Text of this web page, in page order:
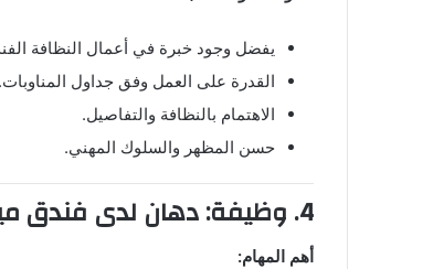
يفضل وجود خبرة في أعمال النظافة
القدرة على العمل وفق جداول المناوبات.
الاهتمام بالنظافة والتفاصيل.
حسن المظهر والسلوك المهني.
4. وظيفة: دهان لدى فندق ميلينيوم الدوحة
أهم المهام: